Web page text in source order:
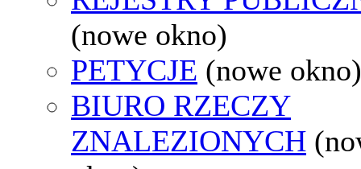
(nowe okno)
PETYCJE (nowe okno)
BIURO RZECZY
ZNALEZIONYCH